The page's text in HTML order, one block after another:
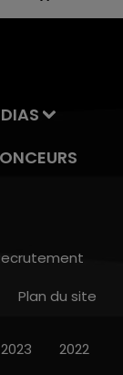
Plan du site
2023 2022